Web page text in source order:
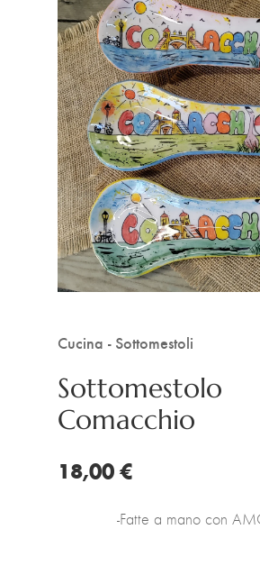
Cucina - Sottomestoli
Sottomestolo
Comacchio
18,00 €
-Fatte a mano con